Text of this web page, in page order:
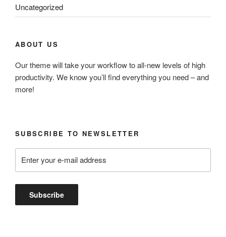
Uncategorized
ABOUT US
Our theme will take your workflow to all-new levels of high
productivity. We know you’ll find everything you need – and
more!
SUBSCRIBE TO NEWSLETTER